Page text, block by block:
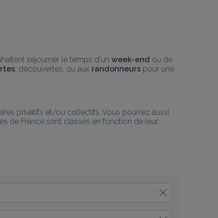
séjourner le temps d'un week-end
, découvertes, ou aux randonneurs
privatifs et/ou collectifs. Vous pourrez aussi
de France sont classés en fonction de leur